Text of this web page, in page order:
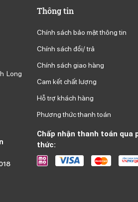
Long
Thông tin
Chính sách bảo mật thông tin
Chính sách đổi/ trả
Chính sách giao hàng
Cam kết chất lượng
Hỗ trợ khách hàng
Phương thức thanh toán
Chấp nhận thanh toán qua
thức: